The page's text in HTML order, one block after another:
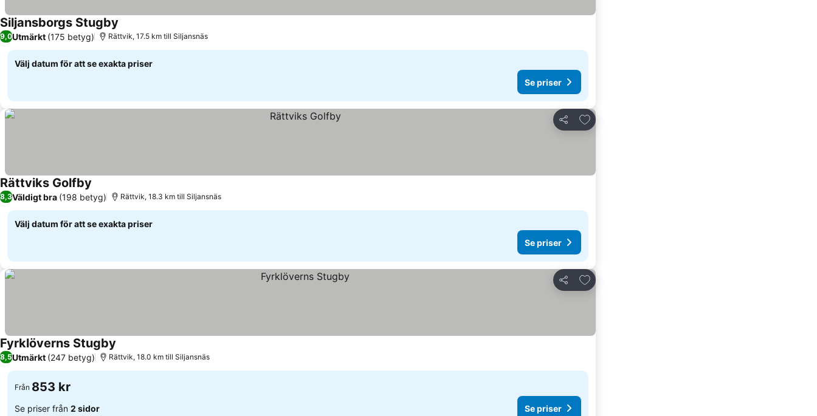
Siljansborgs Stugby
9,0Utmärkt (175 betyg) Rättvik, 17.5 km till Siljansnäs
Välj datum för att se exakta priser
Se priser
Dela
Lägg till i Mina Favoriter
Rättviks Golfby
8,3Väldigt bra (198 betyg) Rättvik, 18.3 km till Siljansnäs
Välj datum för att se exakta priser
Se priser
Dela
Lägg till i Mina Favoriter
Fyrklöverns Stugby
8,5Utmärkt (247 betyg) Rättvik, 18.0 km till Siljansnäs
Från 853 kr
Se priser från 2 sidor Se priser